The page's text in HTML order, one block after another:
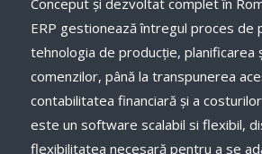
Conceput și dezvoltat complet în
ERP gestionează întregul proces de
tehnologia de producție, planificarea
comenzilor, până la transpunerea
contabilitatea financiară și a
este un software scalabil si flexibil,
flexibilitatea necesară pentru a se